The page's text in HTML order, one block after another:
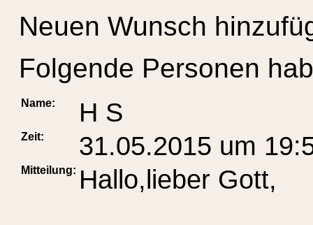
Neuen Wunsch
Folgende Personen
Name: H S
Zeit: 31.05.2015 um
Mitteilung: Hallo,lieber Gott,